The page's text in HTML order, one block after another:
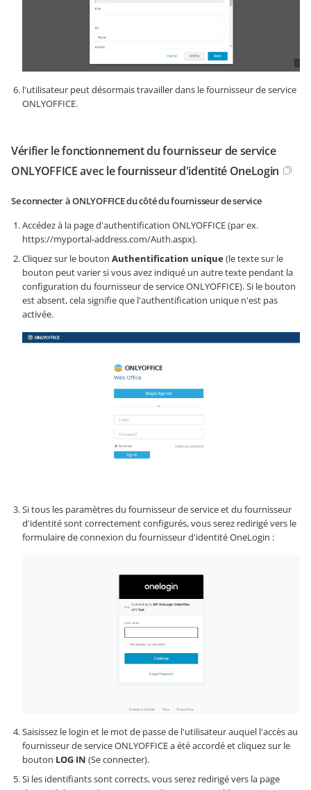
l'utilisateur peut désormais travailler dans le fournisseur de service
ONLYOFFICE.
Vérifier le fonctionnement du fournisseur de service
ONLYOFFICE avec le fournisseur d'identité OneLogin
Se connecter à ONLYOFFICE du côté du fournisseur de service
Accédez à la page d'authentification ONLYOFFICE (par ex.
https://myportal-address.com/Auth.aspx).
Cliquez sur le bouton Authentification unique(le texte sur le
bouton peut varier si vous avez indiqué un autre texte pendant la
configuration du fournisseur de service ONLYOFFICE). Si le bouton
est absent, cela signifie que l'authentification unique n'est pas
activée.
Si tous les paramètres du fournisseur de service et du fournisseur
d'identité sont correctement configurés, vous serez redirigé vers le
formulaire de connexion du fournisseur d'identité OneLogin :
Saisissez le login et le mot de passe de l'utilisateur auquel l'accès au
fournisseur de service ONLYOFFICE a été accordé et cliquez sur le
bouton LOG IN (Se connecter).
Si les identifiants sont corrects, vous serez redirigé vers la page